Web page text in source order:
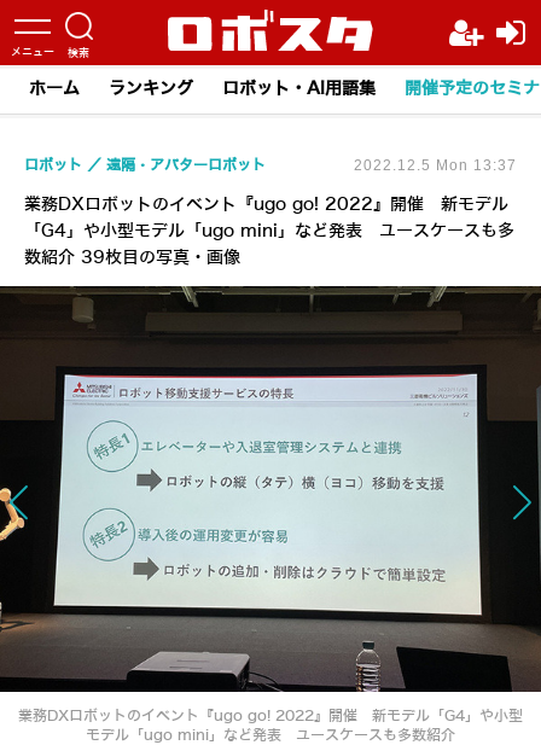
ホーム ランキング ロボット・AI用語集 開催予定のセミ
業務DXロボットのイベント『ugo go! 2022』開催 新モデル
「G4」や小型モデル「ugo mini」など発表 ユースケースも多
数紹介 39枚目の写真・画像
ロボット 遠隔・アバターロボット 2022.12.5 Mon 13:37
業務DXロボットのイベント『ugo go! 2022』開催 新モデル「G4」や小型
モデル「ugo mini」など発表 ユースケースも多数紹介